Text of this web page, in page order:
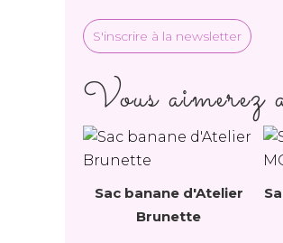
S'inscrire à la newsletter
Vous aimerez
Sac banane d'Atelier
Brunette